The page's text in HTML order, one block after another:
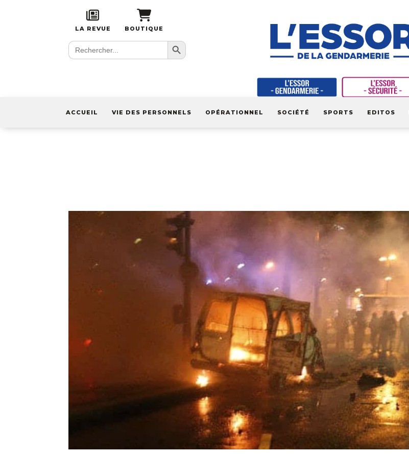
LA REVUE BOUTIQUE
Search
for:
Search Button
ACCUEIL VIE DES PERSONNELS OPÉRATIONNEL SOCIÉTÉ SPORTS EDITOS